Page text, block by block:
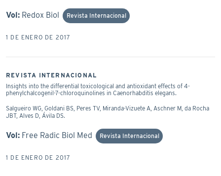
Vol: Redox Biol Revista Internacional
1 DE ENERO DE 2017
REVISTA INTERNACIONAL
Insights into the differential toxicological and antioxidant effects of 4-
phenylchalcogenil-7-chloroquinolines in Caenorhabditis elegans.
Salgueiro WG, Goldani BS, Peres TV, Miranda-Vizuete A, Aschner M, da Rocha
JBT, Alves D, Ávila DS.
Vol: Free Radic Biol Med Revista Internacional
1 DE ENERO DE 2017